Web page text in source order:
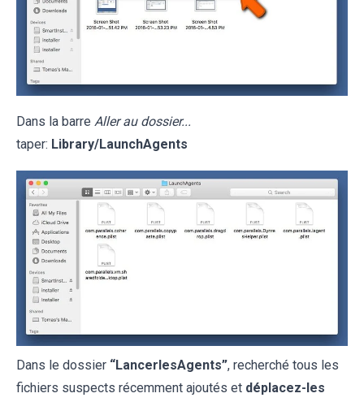
Dans la barre Aller au dossier...
taper: Library/LaunchAgents
Dans le dossier “LancerlesAgents”, recherché tous les
fichiers suspects récemment ajoutés et déplacez-les